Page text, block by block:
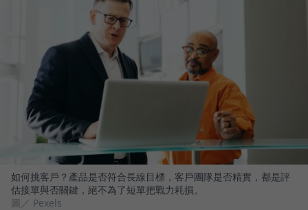
如何挑客戶？產品是否符合長線目標，客戶團隊是否精實，都是評
估接單與否關鍵，絕不為了短單把戰力耗損。
圖／ Pexels